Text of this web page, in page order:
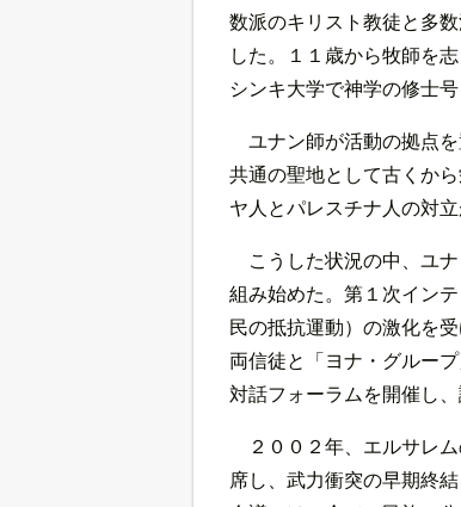
数派のキリスト教徒と多
した。１１歳から牧師を
シンキ大学で神学の修士
ユナン師が活動の拠点
共通の聖地として古くか
ヤ人とパレスチナ人の対
こうした状況の中、ユ
組み始めた。第１次イン
民の抵抗運動）の激化を
両信徒と「ヨナ・グルー
対話フォーラムを開催し
２００２年、エルサレ
席し、武力衝突の早期終